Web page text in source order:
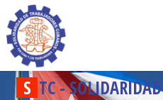
S TC-SOLIDARIDAD